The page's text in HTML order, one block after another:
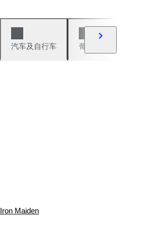
汽车及自行车 葡萄酒及烈性酒
Iron Maiden